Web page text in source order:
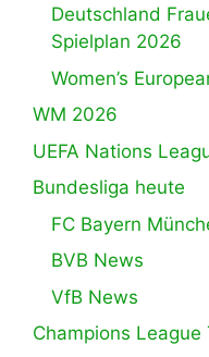
Deutschland
Spielplan 2026
Women’s
WM 2026
UEFA Nations
Bundesliga heute
FC Bayern
BVB News
VfB News
Champions League